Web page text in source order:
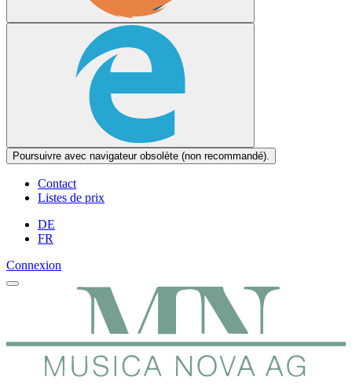
Poursuivre avec navigateur obsolète (non recommandé).
Contact
Listes de prix
DE
FR
Connexion